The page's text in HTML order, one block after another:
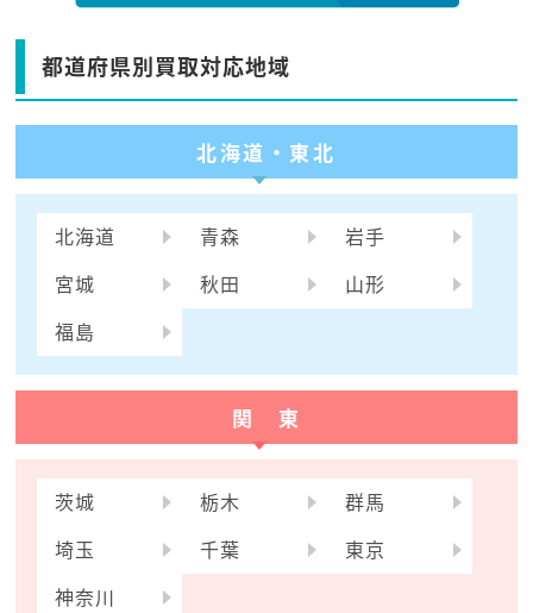
都道府県別買取対応地域
北海道・東北
北海道 青森
岩手
宮城
秋田
山形
福島
関 東
茨城 栃木
群馬
埼玉
千葉
東京
神奈川